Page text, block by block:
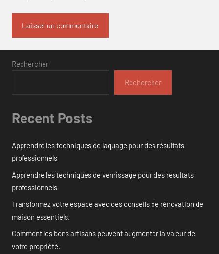
Rechercher
Rechercher
Recent Posts
Apprendre les techniques de laquage pour des résultats
professionnels
Apprendre les techniques de vernissage pour des résultats
professionnels
Transformez votre espace avec ces conseils de rénovation de
maison essentiels.
Comment les bons artisans peuvent augmenter la valeur de
votre propriété.